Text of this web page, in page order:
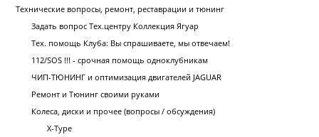
Технические вопросы, ремонт, реставрации и тюнинг
Задать вопрос Тех.центру Коллекция Ягуар
Тех. помощь Клуба: Вы спрашиваете, мы отвечаем!
112/SOS !!! - срочная помощь одноклубникам
ЧИП-ТЮНИНГ и оптимизация двигателей JAGUAR
Ремонт и Тюнинг своими руками
Колеса, диски и прочее (вопросы / обсуждения)
X-Type